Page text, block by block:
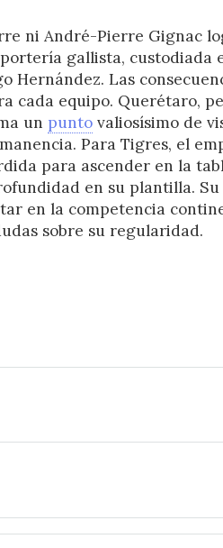
ni André-Pierre Gignac
gallista, custodiada
Hernández. Las
cada equipo. Querétaro,
un punto valiosísimo de
Para Tigres, el
para ascender en la
en su plantilla.
en la competencia
sobre su regularidad.